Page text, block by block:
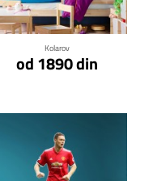
Kolarov
od 1890 din